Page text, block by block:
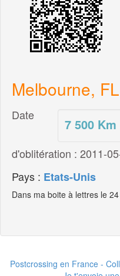
Melbourne,
7 500 Km
Date
d'oblitération : 2011-
Pays : Etats-Unis
Dans ma boite à lettres le
Postcrossing en France -